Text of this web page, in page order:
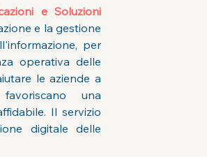
e Soluzioni
e la gestione
per
operativa delle
le aziende a
una
Il servizio
digitale delle